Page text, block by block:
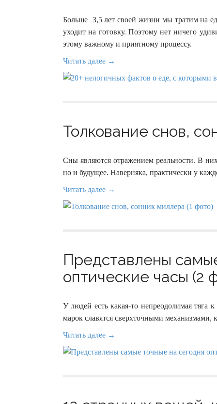
Больше 3,5 лет своей жизни мы тратим на
уходит на готовку. Поэтому нет ничего
этому важному и приятному процессу.
Читать далее →
Толкование снов,
Сны являются отражением реальности. В
но и будущее. Наверняка, практически у
Читать далее →
Представлены
оптические часы (2
У людей есть какая-то непреодолимая тяга
марок славятся сверхточными
Читать далее →